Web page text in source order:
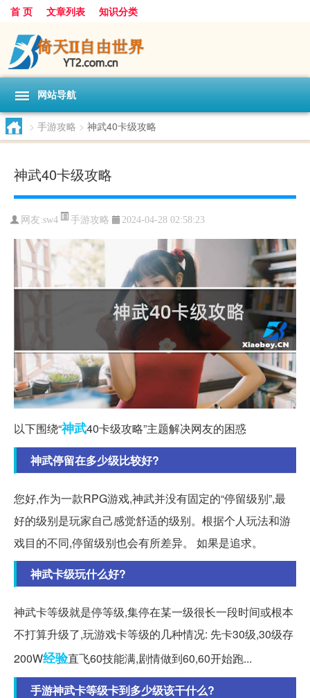
首 页 文章列表 知识分类
网站导航
> 手游攻略 > 神武40卡级攻略
神武40卡级攻略
网友:sw4 手游攻略 2024-04-28 02:58:23
以下围绕“神武40卡级攻略”主题解决网友的困惑
神武停留在多少级比较好?
您好,作为一款RPG游戏,神武并没有固定的“停留级别”,最
好的级别是玩家自己感觉舒适的级别。根据个人玩法和游
戏目的不同,停留级别也会有所差异。 如果是追求。
神武卡级玩什么好?
神武卡等级就是停等级,集停在某一级很长一段时间或根本
不打算升级了,玩游戏卡等级的几种情况: 先卡30级,30级存
200W经验直飞60技能满,剧情做到60,60开始跑...
手游神武卡等级卡到多少级该干什么?